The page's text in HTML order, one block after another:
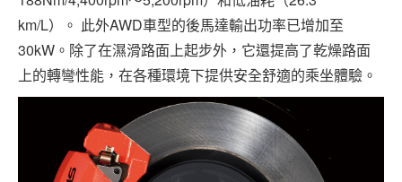
km/L）。 此外AWD車型的後馬達輸出功率已增加至
30kW。除了在濕滑路面上起步外，它還提高了乾燥路面
上的轉彎性能，在各種環境下提供安全舒適的乘坐體驗。